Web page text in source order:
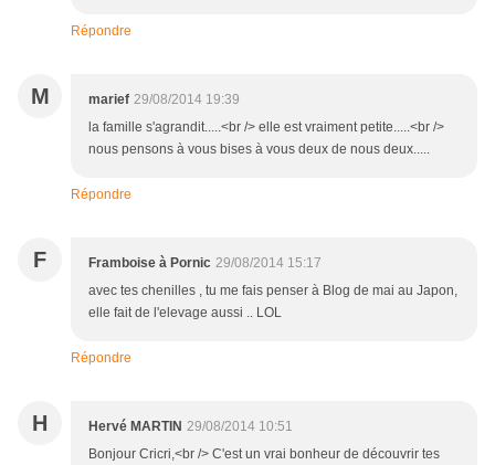
Répondre
M marief 29/08/2014 19:39
la famille s'agrandit.....<br /> elle est vraiment petite.....<br />
nous pensons à vous bises à vous deux de nous deux.....
Répondre
F Framboise à Pornic 29/08/2014 15:17
avec tes chenilles , tu me fais penser à Blog de mai au Japon,
elle fait de l'elevage aussi .. LOL
Répondre
H Hervé MARTIN 29/08/2014 10:51
Bonjour Cricri,<br /> C'est un vrai bonheur de découvrir tes